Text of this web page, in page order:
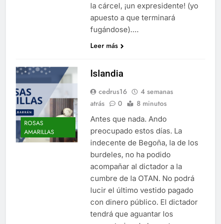
la cárcel, ¡un expresidente! (yo
apuesto a que terminará
fugándose)….
Leer más
ROSAS
AMARILLAS
Islandia
cedrus16
4 semanas
atrás
0 8 minutos
Antes que nada. Ando
preocupado estos días. La
indecente de Begoña, la de los
burdeles, no ha podido
acompañar al dictador a la
cumbre de la OTAN. No podrá
lucir el último vestido pagado
con dinero público. El dictador
tendrá que aguantar los